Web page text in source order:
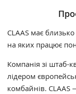
CLAAS має
на яких працює
Компанія зі штаб-
лідером
комбайнів. CLAAS